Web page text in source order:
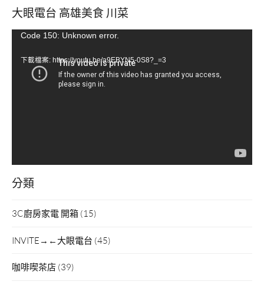
大眼電台 高雄美食 川菜
視Code 150: Unknown error.
下載檔案: https://youtu.be/a9EBYN5-0S8?_=3
分類
3C廚房家電 開箱 (15)
INVITE→←大眼電台 (45)
咖啡喫茶店 (39)